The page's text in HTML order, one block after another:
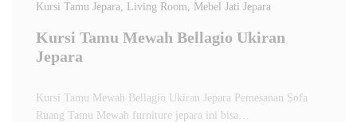
Kursi Tamu Jepara, Living Room, Mebel Jati Jepara
Kursi Tamu Mewah Bellagio Ukiran
Jepara
Kursi Tamu Mewah Bellagio Ukiran Jepara Pemesanan Sofa
Ruang Tamu Mewah furniture jepara ini bisa…